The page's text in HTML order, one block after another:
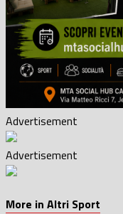
Advertisement
Advertisement
More in Altri Sport